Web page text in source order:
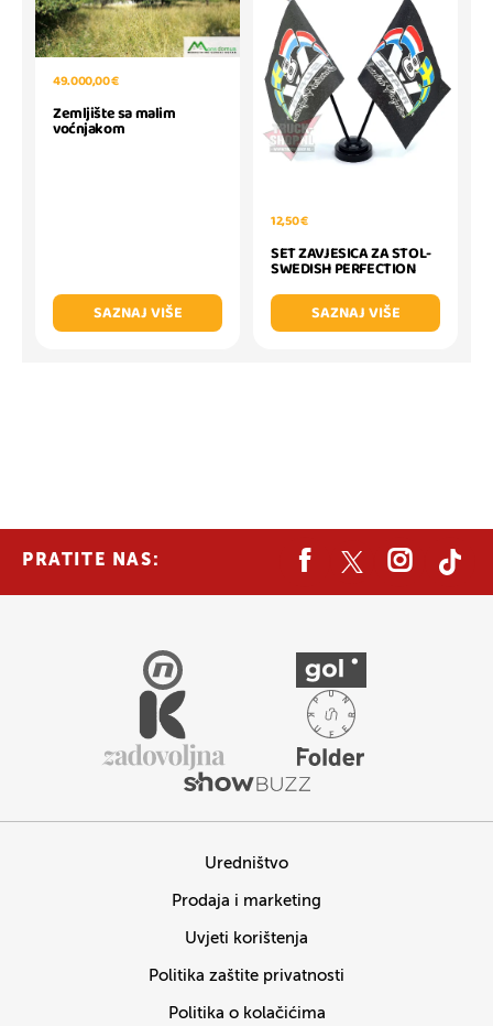
49.000,00 €
Zemljište sa malim
voćnjakom
SAZNAJ VIŠE
12,50 €
SET ZAVJESICA ZA STOL-
SWEDISH PERFECTION
SAZNAJ VIŠE
PRATITE NAS:
Uredništvo
Prodaja i marketing
Uvjeti korištenja
Politika zaštite privatnosti
Politika o kolačićima